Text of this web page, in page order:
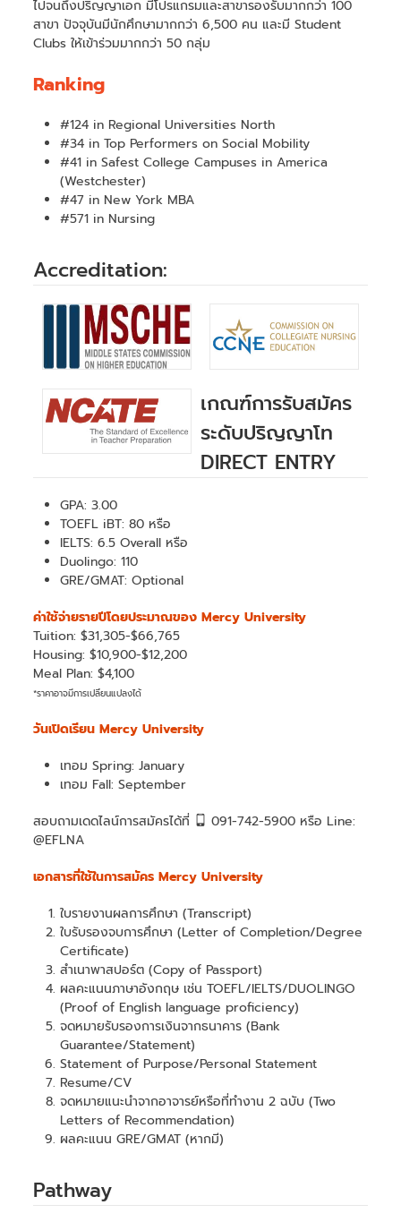
ไปจนถึงปริญญาเอก มีโปรแกรมและสาขารองรับมากกว่า 100
สาขา ปัจจุบันมีนักศึกษามากกว่า 6,500 คน และมี Student
Clubs ให้เข้าร่วมมากกว่า 50 กลุ่ม
Ranking
#124 in Regional Universities North
#34 in Top Performers on Social Mobility
#41 in Safest College Campuses in America
(Westchester)
#47 in New York MBA
#571 in Nursing
Accreditation:
เกณฑ์การรับสมัคร
ระดับปริญญาโท
DIRECT ENTRY
GPA: 3.00
TOEFL iBT: 80 หรือ
IELTS: 6.5 Overall หรือ
Duolingo: 110
GRE/GMAT: Optional
ค่าใช้จ่ายรายปีโดยประมาณของ Mercy University
Tuition: $31,305-$66,765
Housing: $10,900-$12,200
Meal Plan: $4,100
*ราคาอาจมีการเปลี่ยนแปลงได้
วันเปิดเรียน Mercy University
เทอม Spring: January
เทอม Fall: September
สอบถามเดดไลน์การสมัครได้ที่
091-742-5900 หรือ Line:
@EFLNA
เอกสารที่ใช้ในการสมัคร Mercy University
ใบรายงานผลการศึกษา (Transcript)
ใบรับรองจบการศึกษา (Letter of Completion/Degree
Certificate)
สำเนาพาสปอร์ต (Copy of Passport)
ผลคะแนนภาษาอังกฤษ เช่น TOEFL/IELTS/DUOLINGO
(Proof of English language proficiency)
จดหมายรับรองการเงินจากธนาคาร (Bank
Guarantee/Statement)
Statement of Purpose/Personal Statement
Resume/CV
จดหมายแนะนำจากอาจารย์หรือที่ทำงาน 2 ฉบับ (Two
Letters of Recommendation)
ผลคะแนน GRE/GMAT (หากมี)
Pathway